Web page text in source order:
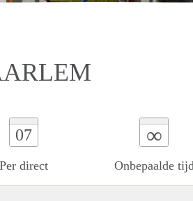
07
Per direct
∞
Onbepaalde tijd